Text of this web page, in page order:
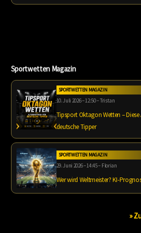
Sportwetten Magazin
SPORTWETTEN MAGAZIN
10. Juli 2026 – 12:50 – Tristan
Tipsport Oktagon Wetten –
deutsche Tipper
SPORTWETTEN MAGAZIN
29. Juni 2026 – 14:45 – Florian
Wer wird Weltmeister? KI-
»